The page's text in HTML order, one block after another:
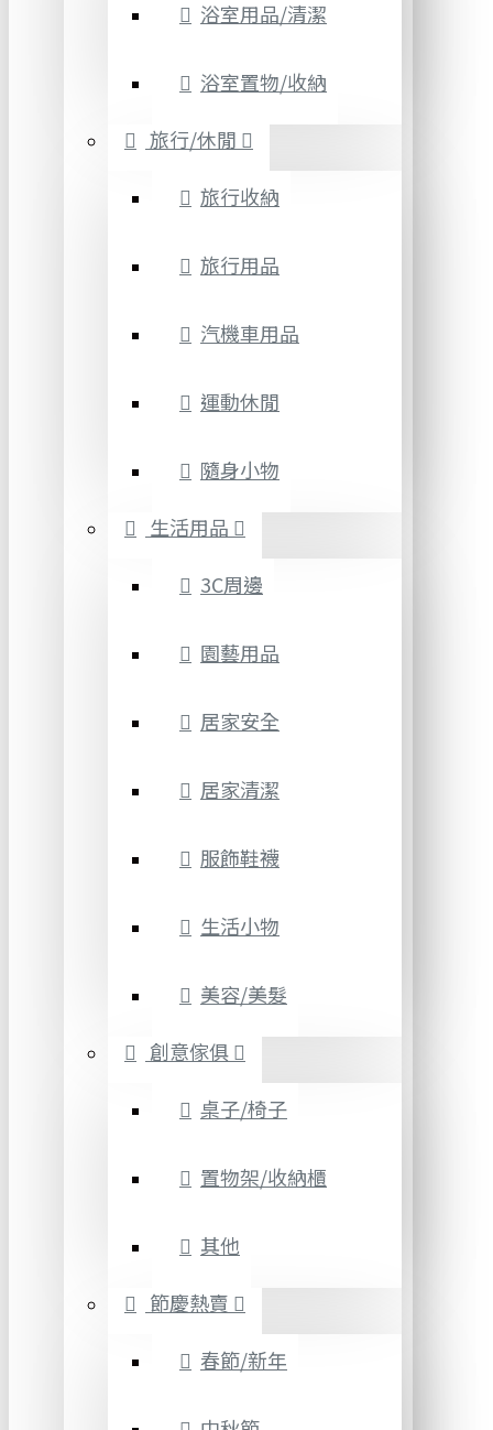
浴室用品/清潔
浴室置物/收納
旅行/休閒
旅行收納
旅行用品
汽機車用品
運動休閒
隨身小物
生活用品
3C周邊
園藝用品
居家安全
居家清潔
服飾鞋襪
生活小物
美容/美髮
創意傢俱
桌子/椅子
置物架/收納櫃
其他
節慶熱賣
春節/新年